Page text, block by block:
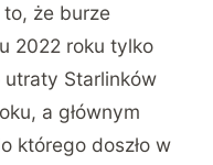
że burze
2022 roku tylko
utraty Starlinków
a głównym
którego doszło w